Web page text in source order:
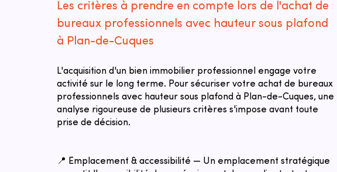
Les critères à prendre en compte lors de l'achat de
bureaux professionnels avec hauteur sous plafond
à Plan-de-Cuques
L'acquisition d'un bien immobilier professionnel engage votre
activité sur le long terme. Pour sécuriser votre achat de bureaux
professionnels avec hauteur sous plafond à Plan-de-Cuques, une
analyse rigoureuse de plusieurs critères s'impose avant toute
prise de décision.
📍 Emplacement & accessibilité — Un emplacement stratégique